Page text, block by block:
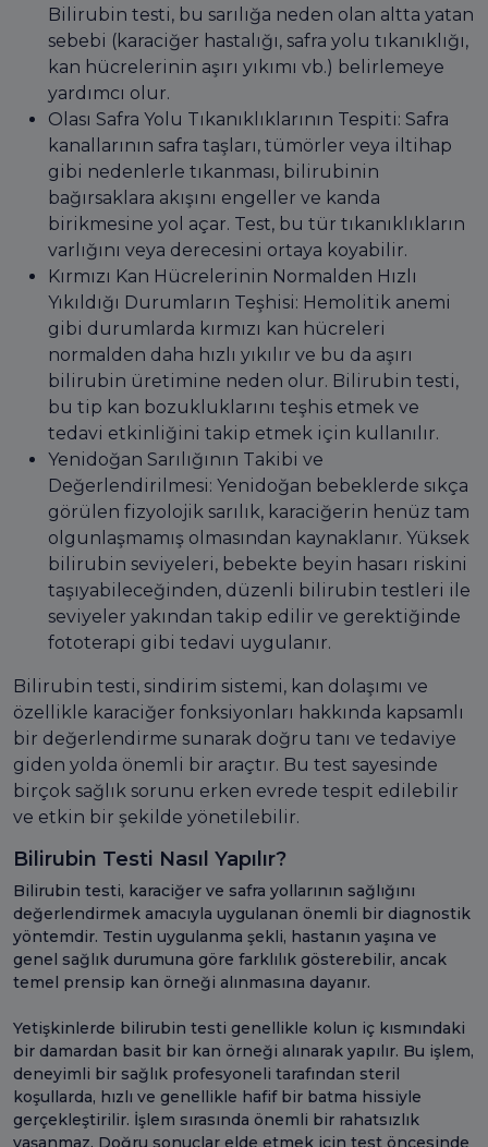
Bilirubin testi, bu sarılığa neden olan altta yatan
sebebi (karaciğer hastalığı, safra yolu tıkanıklığı,
kan hücrelerinin aşırı yıkımı vb.) belirlemeye
yardımcı olur.
Olası Safra Yolu Tıkanıklıklarının Tespiti: Safra
kanallarının safra taşları, tümörler veya iltihap
gibi nedenlerle tıkanması, bilirubinin
bağırsaklara akışını engeller ve kanda
birikmesine yol açar. Test, bu tür tıkanıklıkların
varlığını veya derecesini ortaya koyabilir.
Kırmızı Kan Hücrelerinin Normalden Hızlı
Yıkıldığı Durumların Teşhisi: Hemolitik anemi
gibi durumlarda kırmızı kan hücreleri
normalden daha hızlı yıkılır ve bu da aşırı
bilirubin üretimine neden olur. Bilirubin testi,
bu tip kan bozukluklarını teşhis etmek ve
tedavi etkinliğini takip etmek için kullanılır.
Yenidoğan Sarılığının Takibi ve
Değerlendirilmesi: Yenidoğan bebeklerde sıkça
görülen fizyolojik sarılık, karaciğerin henüz tam
olgunlaşmamış olmasından kaynaklanır. Yüksek
bilirubin seviyeleri, bebekte beyin hasarı riskini
taşıyabileceğinden, düzenli bilirubin testleri ile
seviyeler yakından takip edilir ve gerektiğinde
fototerapi gibi tedavi uygulanır.
Bilirubin testi, sindirim sistemi, kan dolaşımı ve
özellikle karaciğer fonksiyonları hakkında kapsamlı
bir değerlendirme sunarak doğru tanı ve tedaviye
giden yolda önemli bir araçtır. Bu test sayesinde
birçok sağlık sorunu erken evrede tespit edilebilir
ve etkin bir şekilde yönetilebilir.
Bilirubin Testi Nasıl Yapılır?
Bilirubin testi, karaciğer ve safra yollarının sağlığını
değerlendirmek amacıyla uygulanan önemli bir diagnostik
yöntemdir. Testin uygulanma şekli, hastanın yaşına ve
genel sağlık durumuna göre farklılık gösterebilir, ancak
temel prensip kan örneği alınmasına dayanır.
Yetişkinlerde bilirubin testi genellikle kolun iç kısmındaki
bir damardan basit bir kan örneği alınarak yapılır. Bu işlem,
deneyimli bir sağlık profesyoneli tarafından steril
koşullarda, hızlı ve genellikle hafif bir batma hissiyle
gerçekleştirilir. İşlem sırasında önemli bir rahatsızlık
yaşanmaz. Doğru sonuçlar elde etmek için test öncesinde